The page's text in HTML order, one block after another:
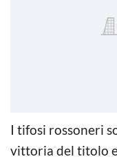
I tifosi rossoneri
vittoria del titolo